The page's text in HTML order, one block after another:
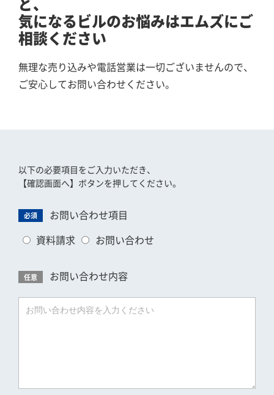
気になるビルのお悩みはエムズにご
相談ください
無理な売り込みや電話営業は一切ございませんので、
ご安心してお問い合わせください。
以下の必要項目をご入力いただき、
【確認画面へ】ボタンを押してください。
必須 お問い合わせ項目
資料請求 お問い合わせ
任意 お問い合わせ内容